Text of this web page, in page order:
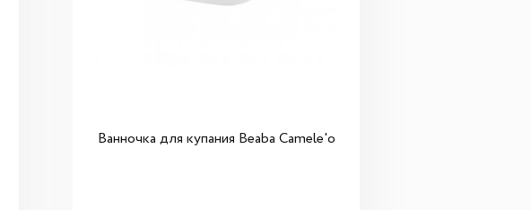
Ванночка для купания Beaba Camele'o